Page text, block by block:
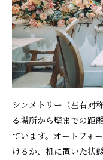
シンメトリー（左右対
る場所から壁までの距
ています。オートフォ
けるか、机に置いた状